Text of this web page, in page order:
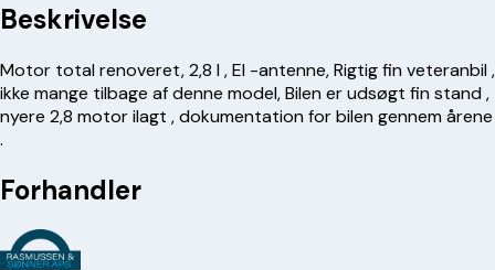
Beskrivelse
Motor total renoveret, 2,8 l , El -antenne, Rigtig fin veteranbil ,
ikke mange tilbage af denne model, Bilen er udsøgt fin stand ,
nyere 2,8 motor ilagt , dokumentation for bilen gennem årene
.
Forhandler